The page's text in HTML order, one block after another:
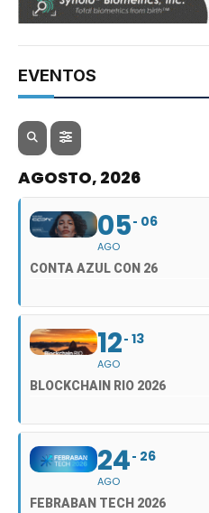
EVENTOS
AGOSTO, 2026
05
AGO
06
CONTA AZUL CON 26
12
AGO
13
BLOCKCHAIN RIO 2026
24
AGO
26
FEBRABAN TECH 2026